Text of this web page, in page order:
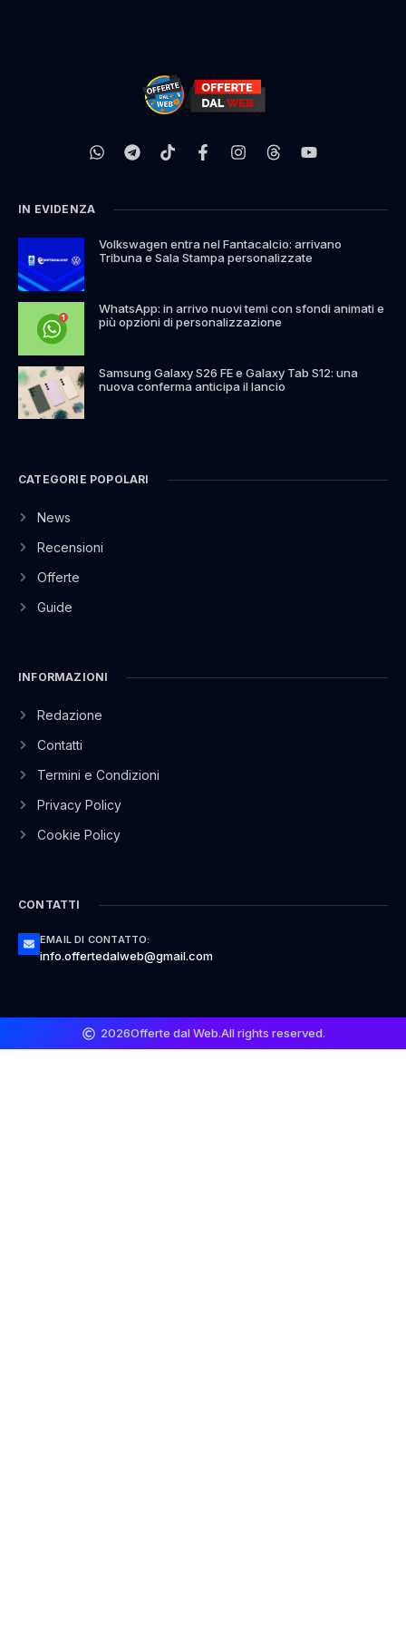
IN EVIDENZA
Volkswagen entra nel Fantacalcio: arrivano
Tribuna e Sala Stampa personalizzate
WhatsApp: in arrivo nuovi temi con sfondi animati e
più opzioni di personalizzazione
Samsung Galaxy S26 FE e Galaxy Tab S12: una
nuova conferma anticipa il lancio
CATEGORIE POPOLARI
News
Recensioni
Offerte
Guide
INFORMAZIONI
Redazione
Contatti
Termini e Condizioni
Privacy Policy
Cookie Policy
CONTATTI
EMAIL DI CONTATTO:
info.offertedalweb@gmail.com
2026Offerte dal Web.All rights reserved.